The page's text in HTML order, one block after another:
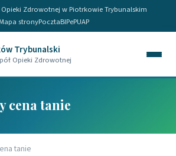
Zdrowotnej w Piotrkowie Trybunalskim
stronyPocztaBIPePUAP
Trybunalski
Opieki Zdrowotnej
cena tanie
tanie